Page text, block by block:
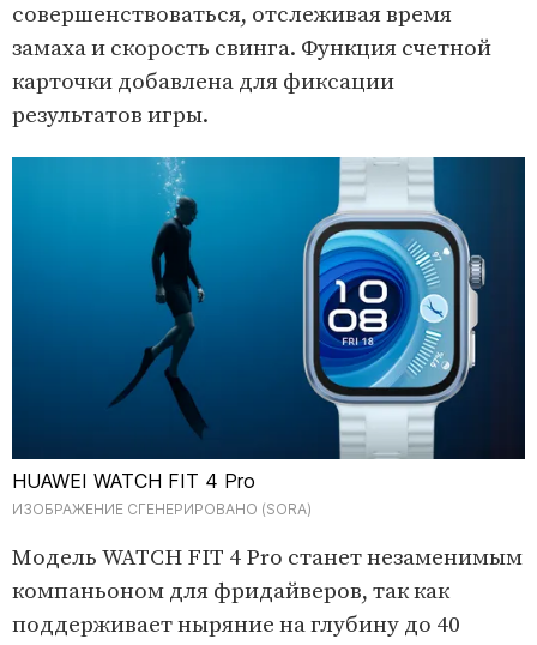
совершенствоваться, отслеживая время
замаха и скорость свинга. Функция счетной
карточки добавлена для фиксации
результатов игры.
HUAWEI WATCH FIT 4 Pro
ИЗОБРАЖЕНИЕ СГЕНЕРИРОВАНО (SORA)
Модель WATCH FIT 4 Pro станет незаменимым
компаньоном для фридайверов, так как
поддерживает ныряние на глубину до 40